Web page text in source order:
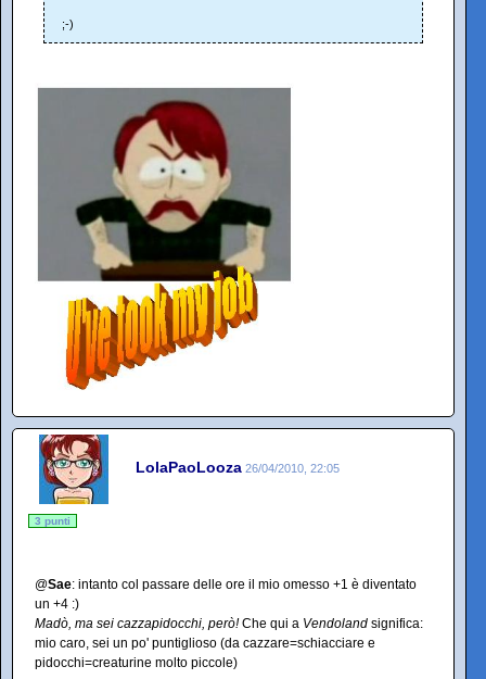
;-)
LolaPaoLooza 26/04/2010, 22:05
3 punti
@Sae: intanto col passare delle ore il mio omesso +1 è diventato
un +4 :)
Madò, ma sei cazzapidocchi, però!Che qui a Vendoland significa:
mio caro, sei un po' puntiglioso (da cazzare=schiacciare e
pidocchi=creaturine molto piccole)